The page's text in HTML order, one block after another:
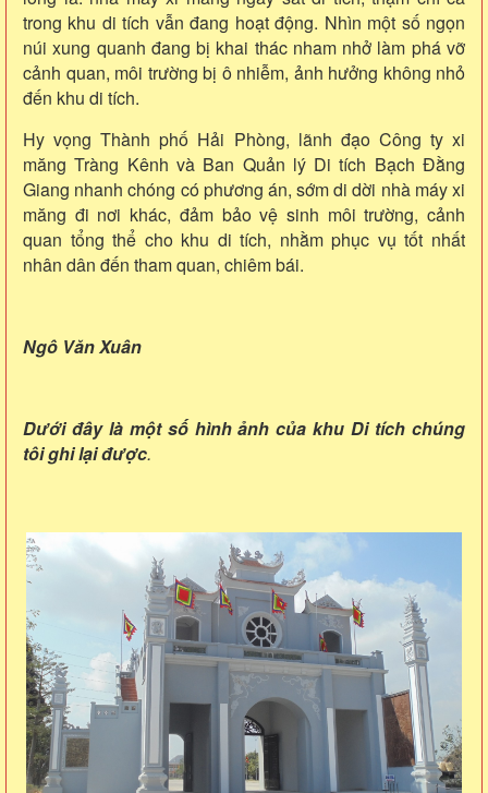
trong khu di tích vẫn đang hoạt động. Nhìn một số ngọn
núi xung quanh đang bị khai thác nham nhở làm phá vỡ
cảnh quan, môi trường bị ô nhiễm, ảnh hưởng không nhỏ
đến khu di tích.
Hy vọng Thành phố Hải Phòng, lãnh đạo Công ty xi
măng Tràng Kênh và Ban Quản lý Di tích Bạch Đằng
Giang nhanh chóng có phương án, sớm di dời nhà máy xi
măng đi nơi khác, đảm bảo vệ sinh môi trường, cảnh
quan tổng thể cho khu di tích, nhằm phục vụ tốt nhất
nhân dân đến tham quan, chiêm bái.
Ngô Văn Xuân
Dưới đây là một số hình ảnh của khu Di tích chúng
tôi ghi lại được.